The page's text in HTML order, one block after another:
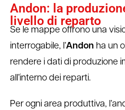
Andon: la
livello di reparto
Se le mappe offrono una
interrogabile, l’Andon ha un
rendere i dati di produzione
all’interno dei reparti.
Per ogni area produttiva,